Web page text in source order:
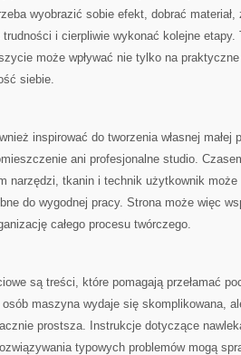
wyobrazić sobie efekt, dobrać materiał,
trudności i cierpliwie wykonać kolejne
może wpływać nie tylko na
siebie.
inspirować do tworzenia własnej małej
ani profesjonalne studio.
narzędzi, tkanin i technik użytkownik może
do wygodnej pracy. Strona może więc
całego procesu twórczego.
są treści, które pomagają przełamać
maszyna wydaje się skomplikowana,
prostsza. Instrukcje dotyczące
typowych problemów mogą